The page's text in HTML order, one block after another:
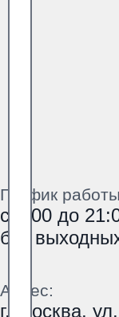
График
с 9:00 до
без
Адрес:
г. Москва,